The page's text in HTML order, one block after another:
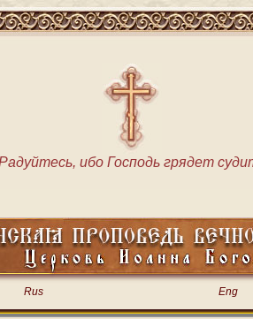
ибо Господь грядет
Rus Eng